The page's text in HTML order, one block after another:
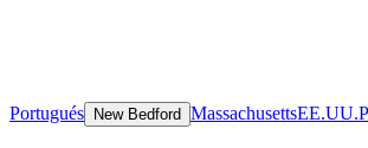
Portugués New Bedford MassachusettsEE.UU.